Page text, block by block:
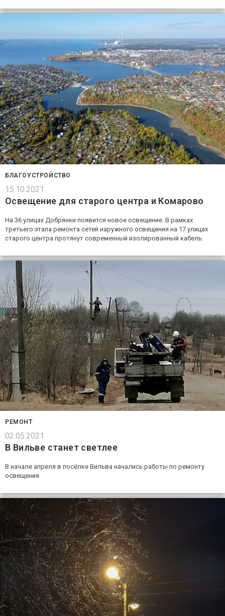
БЛАГОУСТРОЙСТВО
15.10.2021
Освещение для старого центра и Комарово
На 36 улицах Добрянки появится новое освещение. В рамках
третьего этапа ремонта сетей наружного освещения на 17 улицах
старого центра протянут современный изолированный кабель.
РЕМОНТ
02.05.2021
В Вильве станет светлее
В начале апреля в посёлке Вильва начались работы по ремонту
освещения.